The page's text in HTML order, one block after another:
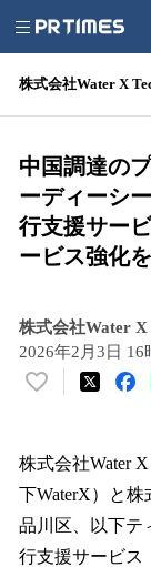
株式会社Water X
中国調達の
ーディーシ
行支援サー
ービス強化
株式会社Water X
2026年2月3日 16
い
！
数
読
み
株式会社Water
下WaterX）と
品川区、以下テ
行支援サービス